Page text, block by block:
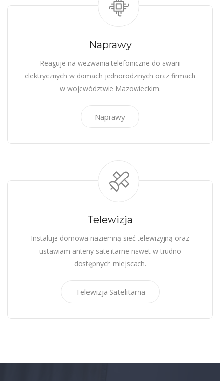
Naprawy
Reaguje na wezwania telefoniczne do awarii
elektrycznych w domach jednorodzinych oraz firmach
w województwie Mazowieckim.
Naprawy
Telewizja
Instaluje domowa naziemną sieć telewizyjną oraz
ustawiam anteny satelitarne nawet w trudno
dostępnych miejscach.
Telewizja Satelitarna